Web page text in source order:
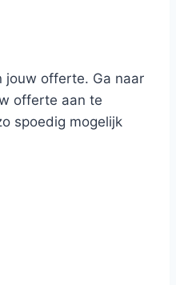
jouw offerte. Ga naar
offerte aan te
spoedig mogelijk